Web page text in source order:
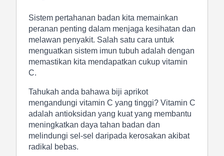
Sistem pertahanan badan kita memainkan
peranan penting dalam menjaga kesihatan dan
melawan penyakit. Salah satu cara untuk
menguatkan sistem imun tubuh adalah dengan
memastikan kita mendapatkan cukup vitamin
C.
Tahukah anda bahawa biji aprikot
mengandungi vitamin C yang tinggi? Vitamin C
adalah antioksidan yang kuat yang membantu
meningkatkan daya tahan badan dan
melindungi sel-sel daripada kerosakan akibat
radikal bebas.